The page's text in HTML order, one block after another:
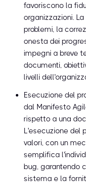
favoriscono la
organizzazioni.
problemi, la
onesta dei
impegni a breve
documenti,
livelli
Esecuzione del
dal Manifesto
rispetto a una
L'esecuzione del
valori, con un
semplifica
bug, garantendo
sistema e la